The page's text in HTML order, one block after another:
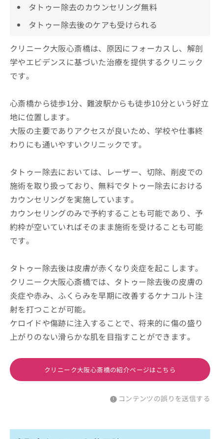
タトゥー除去のカウンセリング無料
タトゥー除去後のケアも受けられる
クリニーク大阪心斎橋は、原因にフォーカスし、解剖
学やエビデンスに基づいた治療を提供するクリニック
です。
心斎橋から徒歩1分、難波駅からも徒歩10分という好立
地に位置します。
大阪の主要でありアクセスが良いため、学校や仕事終
わりにも通いやすいクリニックです。
タトゥー除去においては、レーザー、切除、削皮での
施術を取り扱っており、無料でタトゥー除去における
カウンセリングを実施しています。
カウンセリングのみで予約することも可能であり、予
約枠が空いていればそのまま施術を受けることも可能
です。
タトゥー除去後は皮膚が赤くなり炎症を起こします。
クリニーク大阪心斎橋では、タトゥー除去後の皮膚の
炎症や赤み、ふくらみを早期に改善するケナコルト注
射を打つことが可能。
ケロイドや傷跡に注入することで、将来的に傷の盛り
上がりのない滑らかな肌を目指すことができます。
クリニーク大阪心斎橋の紹介ページはこちら
コンテンツの誤りを送信する